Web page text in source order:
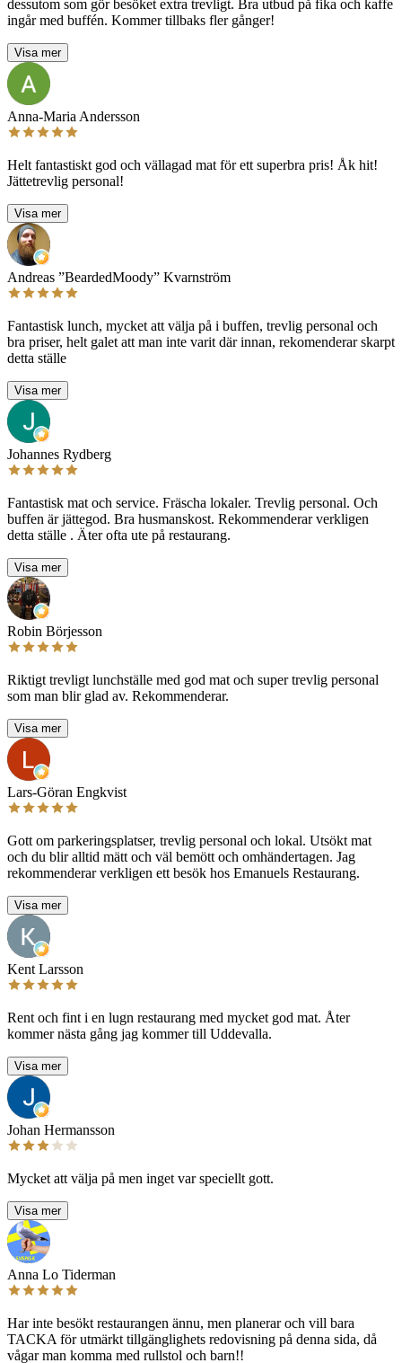
dessutom som gör besöket extra trevligt. Bra utbud på fika och kaffe
ingår med buffén. Kommer tillbaks fler gånger!
Visa mer
Anna-Maria Andersson
Helt fantastiskt god och vällagad mat för ett superbra pris! Åk hit!
Jättetrevlig personal!
Visa mer
Andreas ”BeardedMoody” Kvarnström
Fantastisk lunch, mycket att välja på i buffen, trevlig personal och
bra priser, helt galet att man inte varit där innan, rekomenderar skarpt
detta ställe
Visa mer
Johannes Rydberg
Fantastisk mat och service. Fräscha lokaler. Trevlig personal. Och
buffen är jättegod. Bra husmanskost. Rekommenderar verkligen
detta ställe . Äter ofta ute på restaurang.
Visa mer
Robin Börjesson
Riktigt trevligt lunchställe med god mat och super trevlig personal
som man blir glad av. Rekommenderar.
Visa mer
Lars-Göran Engkvist
Gott om parkeringsplatser, trevlig personal och lokal. Utsökt mat
och du blir alltid mätt och väl bemött och omhändertagen. Jag
rekommenderar verkligen ett besök hos Emanuels Restaurang.
Visa mer
Kent Larsson
Rent och fint i en lugn restaurang med mycket god mat. Åter
kommer nästa gång jag kommer till Uddevalla.
Visa mer
Johan Hermansson
Mycket att välja på men inget var speciellt gott.
Visa mer
Anna Lo Tiderman
Har inte besökt restaurangen ännu, men planerar och vill bara
TACKA för utmärkt tillgänglighets redovisning på denna sida, då
vågar man komma med rullstol och barn!!